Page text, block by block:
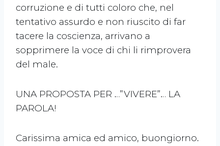
corruzione e di tutti coloro che, nel
tentativo assurdo e non riuscito di far
tacere la coscienza, arrivano a
sopprimere la voce di chi li rimprovera
del male.
UNA PROPOSTA PER …”VIVERE”… LA
PAROLA!
Carissima amica ed amico, buongiorno.